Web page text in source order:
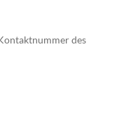
des